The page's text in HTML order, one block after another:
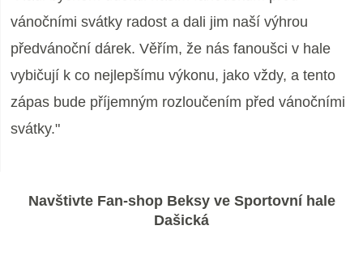
vánočními svátky radost a dali jim naší výhrou
předvánoční dárek. Věřím, že nás fanoušci v hale
vybičují k co nejlepšímu výkonu, jako vždy, a tento
zápas bude příjemným rozloučením před vánočními
svátky."
Navštivte Fan-shop Beksy ve Sportovní hale
Dašická